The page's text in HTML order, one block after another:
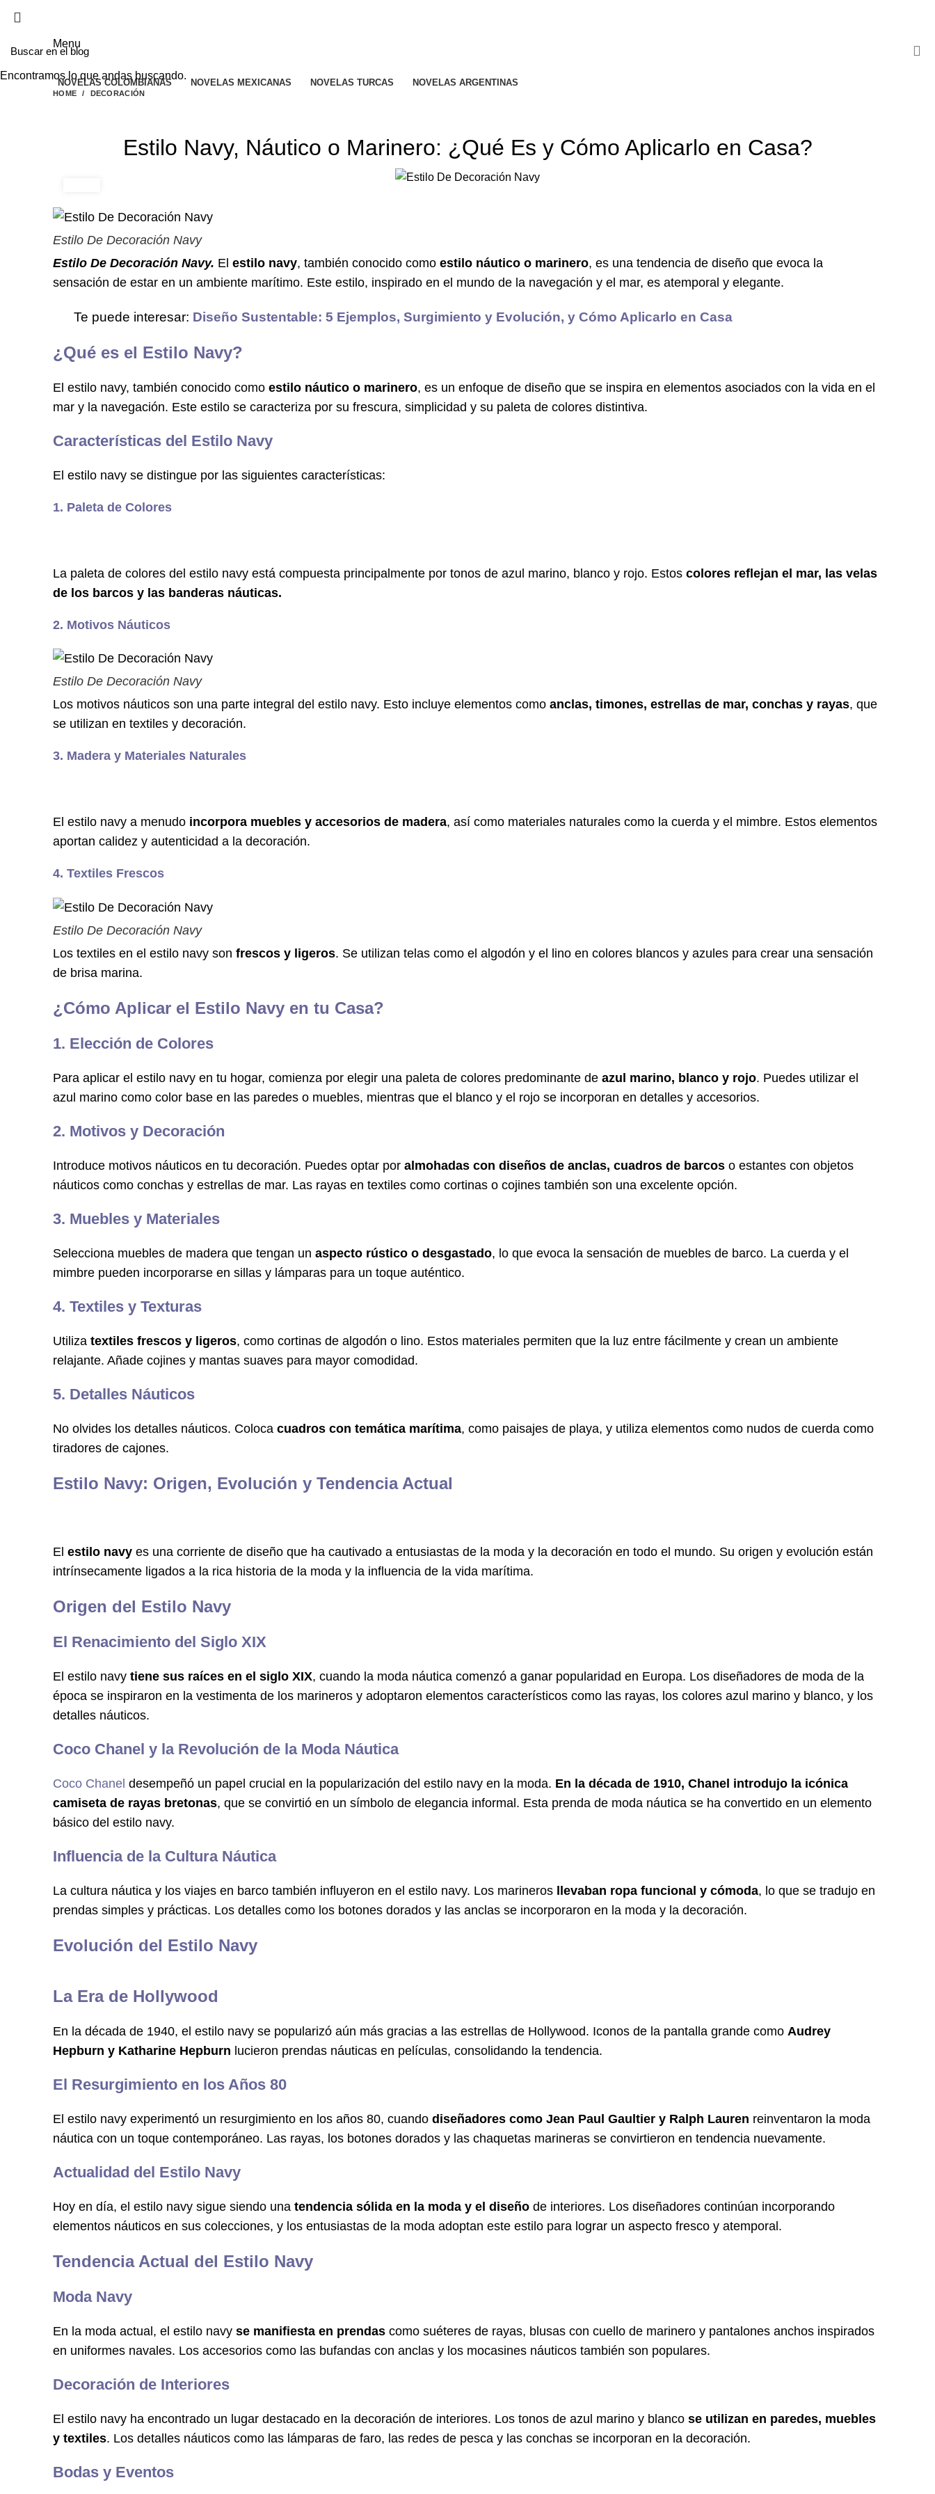
Menu
NOVELAS COLOMBIANAS NOVELAS MEXICANAS NOVELAS TURCAS NOVELAS ARGENTINAS
HOME DECORACIÓN
Estilo Navy, Náutico o Marinero: ¿Qué Es y Cómo Aplicarlo en Casa?
Estilo De Decoración Navy
Estilo De Decoración Navy. El estilo navy, también conocido como estilo náutico o marinero, es una tendencia de diseño que evoca la
sensación de estar en un ambiente marítimo. Este estilo, inspirado en el mundo de la navegación y el mar, es atemporal y elegante.
Te puede interesar: Diseño Sustentable: 5 Ejemplos, Surgimiento y Evolución, y Cómo Aplicarlo en Casa
¿Qué es el Estilo Navy?
El estilo navy, también conocido como estilo náutico o marinero, es un enfoque de diseño que se inspira en elementos asociados con la vida en el
mar y la navegación. Este estilo se caracteriza por su frescura, simplicidad y su paleta de colores distintiva.
Características del Estilo Navy
El estilo navy se distingue por las siguientes características:
1. Paleta de Colores
La paleta de colores del estilo navy está compuesta principalmente por tonos de azul marino, blanco y rojo. Estos colores reflejan el mar, las velas
de los barcos y las banderas náuticas.
2. Motivos Náuticos
Estilo De Decoración Navy
Los motivos náuticos son una parte integral del estilo navy. Esto incluye elementos como anclas, timones, estrellas de mar, conchas y rayas, que
se utilizan en textiles y decoración.
3. Madera y Materiales Naturales
El estilo navy a menudo incorpora muebles y accesorios de madera, así como materiales naturales como la cuerda y el mimbre. Estos elementos
aportan calidez y autenticidad a la decoración.
4. Textiles Frescos
Estilo De Decoración Navy
Los textiles en el estilo navy son frescos y ligeros. Se utilizan telas como el algodón y el lino en colores blancos y azules para crear una sensación
de brisa marina.
¿Cómo Aplicar el Estilo Navy en tu Casa?
1. Elección de Colores
Para aplicar el estilo navy en tu hogar, comienza por elegir una paleta de colores predominante de azul marino, blanco y rojo. Puedes utilizar el
azul marino como color base en las paredes o muebles, mientras que el blanco y el rojo se incorporan en detalles y accesorios.
2. Motivos y Decoración
Introduce motivos náuticos en tu decoración. Puedes optar por almohadas con diseños de anclas, cuadros de barcos o estantes con objetos
náuticos como conchas y estrellas de mar. Las rayas en textiles como cortinas o cojines también son una excelente opción.
3. Muebles y Materiales
Selecciona muebles de madera que tengan un aspecto rústico o desgastado, lo que evoca la sensación de muebles de barco. La cuerda y el
mimbre pueden incorporarse en sillas y lámparas para un toque auténtico.
4. Textiles y Texturas
Utiliza textiles frescos y ligeros, como cortinas de algodón o lino. Estos materiales permiten que la luz entre fácilmente y crean un ambiente
relajante. Añade cojines y mantas suaves para mayor comodidad.
5. Detalles Náuticos
No olvides los detalles náuticos. Coloca cuadros con temática marítima, como paisajes de playa, y utiliza elementos como nudos de cuerda como
tiradores de cajones.
Estilo Navy: Origen, Evolución y Tendencia Actual
El estilo navy es una corriente de diseño que ha cautivado a entusiastas de la moda y la decoración en todo el mundo. Su origen y evolución están
intrínsecamente ligados a la rica historia de la moda y la influencia de la vida marítima.
Origen del Estilo Navy
El Renacimiento del Siglo XIX
El estilo navy tiene sus raíces en el siglo XIX, cuando la moda náutica comenzó a ganar popularidad en Europa. Los diseñadores de moda de la
época se inspiraron en la vestimenta de los marineros y adoptaron elementos característicos como las rayas, los colores azul marino y blanco, y los
detalles náuticos.
Coco Chanel y la Revolución de la Moda Náutica
Coco Chanel desempeñó un papel crucial en la popularización del estilo navy en la moda. En la década de 1910, Chanel introdujo la icónica
camiseta de rayas bretonas, que se convirtió en un símbolo de elegancia informal. Esta prenda de moda náutica se ha convertido en un elemento
básico del estilo navy.
Influencia de la Cultura Náutica
La cultura náutica y los viajes en barco también influyeron en el estilo navy. Los marineros llevaban ropa funcional y cómoda, lo que se tradujo en
prendas simples y prácticas. Los detalles como los botones dorados y las anclas se incorporaron en la moda y la decoración.
Evolución del Estilo Navy
La Era de Hollywood
En la década de 1940, el estilo navy se popularizó aún más gracias a las estrellas de Hollywood. Iconos de la pantalla grande como Audrey
Hepburn y Katharine Hepburn lucieron prendas náuticas en películas, consolidando la tendencia.
El Resurgimiento en los Años 80
El estilo navy experimentó un resurgimiento en los años 80, cuando diseñadores como Jean Paul Gaultier y Ralph Lauren reinventaron la moda
náutica con un toque contemporáneo. Las rayas, los botones dorados y las chaquetas marineras se convirtieron en tendencia nuevamente.
Actualidad del Estilo Navy
Hoy en día, el estilo navy sigue siendo una tendencia sólida en la moda y el diseño de interiores. Los diseñadores continúan incorporando
elementos náuticos en sus colecciones, y los entusiastas de la moda adoptan este estilo para lograr un aspecto fresco y atemporal.
Tendencia Actual del Estilo Navy
Moda Navy
En la moda actual, el estilo navy se manifiesta en prendas como suéteres de rayas, blusas con cuello de marinero y pantalones anchos inspirados
en uniformes navales. Los accesorios como las bufandas con anclas y los mocasines náuticos también son populares.
Decoración de Interiores
El estilo navy ha encontrado un lugar destacado en la decoración de interiores. Los tonos de azul marino y blanco se utilizan en paredes, muebles
y textiles. Los detalles náuticos como las lámparas de faro, las redes de pesca y las conchas se incorporan en la decoración.
Bodas y Eventos
Encontramos lo que andas buscando.